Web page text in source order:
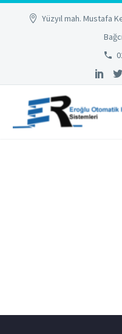
Yüzyıl mah. Mustafa